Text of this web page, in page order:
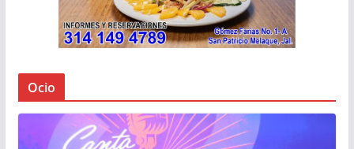
Ocio